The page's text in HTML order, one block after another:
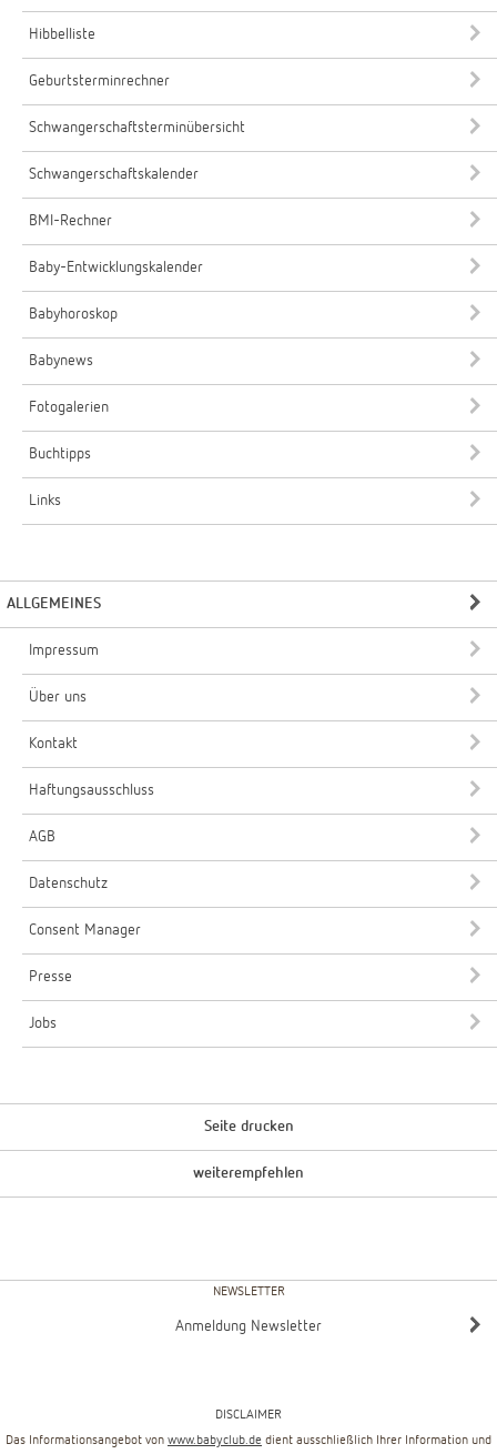
Hibbelliste
Geburtsterminrechner
Schwangerschaftsterminübersicht
Schwangerschaftskalender
BMI-Rechner
Baby-Entwicklungskalender
Babyhoroskop
Babynews
Fotogalerien
Buchtipps
Links
ALLGEMEINES
Impressum
Über uns
Kontakt
Haftungsausschluss
AGB
Datenschutz
Consent Manager
Presse
Jobs
Seite drucken
weiterempfehlen
NEWSLETTER
Anmeldung Newsletter
DISCLAIMER
Das Informationsangebot von www.babyclub.de dient ausschließlich Ihrer Information und